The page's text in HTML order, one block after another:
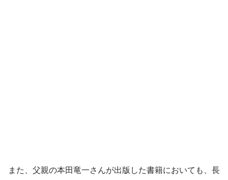
また、父親の本田竜一さんが出版した書籍においても、長